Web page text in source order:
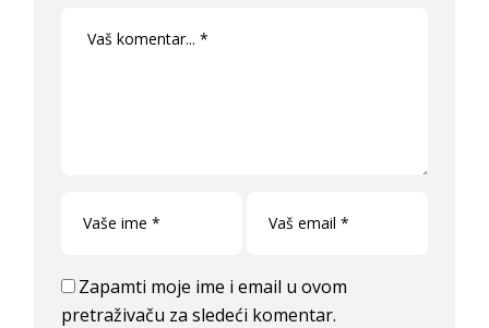
Zapamti moje ime i email u ovom
pretraživaču za sledeći komentar.